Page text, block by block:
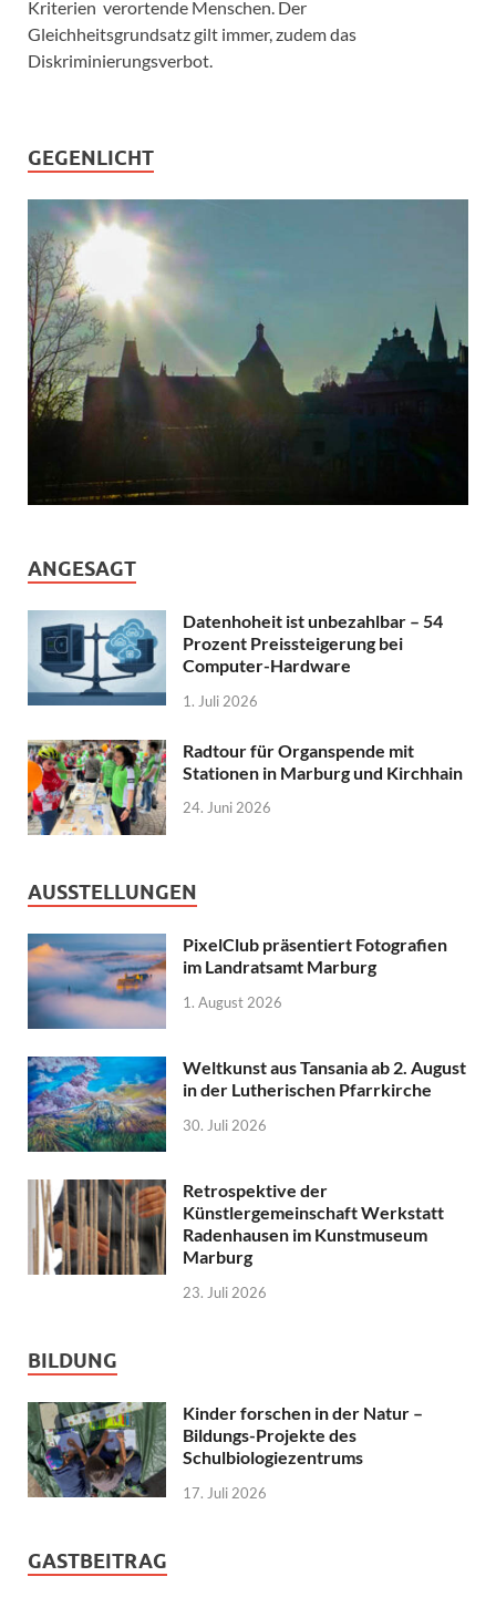
Kriterien verortende Menschen. Der
Gleichheitsgrundsatz gilt immer, zudem das
Diskriminierungsverbot.
GEGENLICHT
ANGESAGT
Datenhoheit ist unbezahlbar – 54
Prozent Preissteigerung bei
Computer-Hardware
1. Juli 2026
Radtour für Organspende mit
Stationen in Marburg und Kirchhain
24. Juni 2026
AUSSTELLUNGEN
PixelClub präsentiert Fotografien
im Landratsamt Marburg
1. August 2026
Weltkunst aus Tansania ab 2. August
in der Lutherischen Pfarrkirche
30. Juli 2026
Retrospektive der
Künstlergemeinschaft Werkstatt
Radenhausen im Kunstmuseum
Marburg
23. Juli 2026
BILDUNG
Kinder forschen in der Natur –
Bildungs-Projekte des
Schulbiologiezentrums
17. Juli 2026
GASTBEITRAG